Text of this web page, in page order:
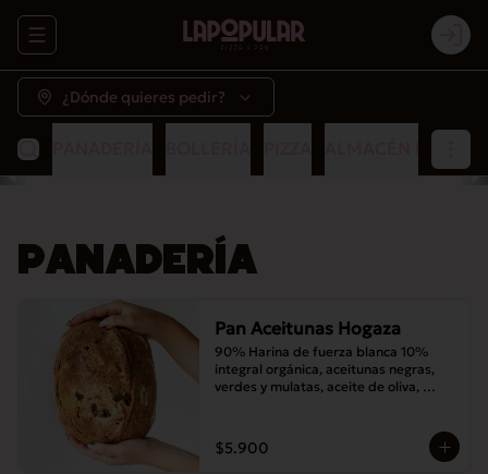
Abrir menu de navegación
¿Dónde quieres pedir?
PANADERÍA
Pan Aceitunas Hogaza
90% Harina de fuerza blanca 10%
integral orgánica, aceitunas negras,
verdes y mulatas, aceite de oliva,
$5.900